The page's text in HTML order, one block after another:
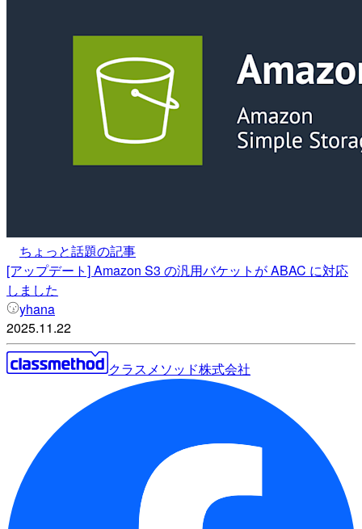
ちょっと話題の記事
[アップデート] Amazon S3 の汎用バケットが ABAC に対応
しました
yhana
2025.11.22
クラスメソッド株式会社